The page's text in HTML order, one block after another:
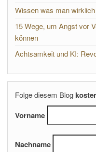
Wissen was man
15 Wege, um Angst vor
können
Achtsamkeit und KI:
Folge diesem Blog
Vorname
Nachname